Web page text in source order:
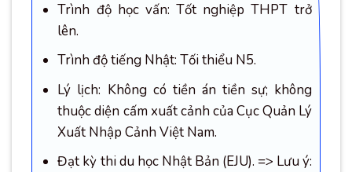
Trình độ học vấn: Tốt nghiệp THPT trở
lên.
Trình độ tiếng Nhật: Tối thiểu N5.
Lý lịch: Không có tiền án tiền sự; không
thuộc diện cấm xuất cảnh của Cục Quản Lý
Xuất Nhập Cảnh Việt Nam.
Đạt kỳ thi du học Nhật Bản (EJU). => Lưu ý: